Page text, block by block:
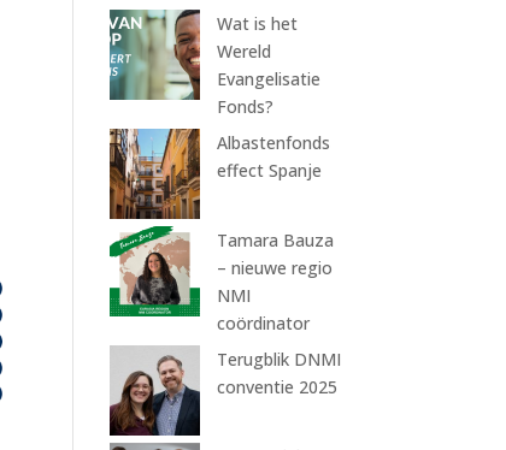
Wat is het
Wereld
Evangelisatie
Fonds?
Albastenfonds
effect Spanje
Tamara Bauza
– nieuwe regio
NMI
coördinator
Terugblik DNMI
conventie 2025